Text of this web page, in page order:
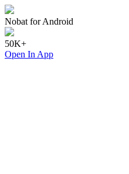
Nobat for Android
50K+
Open In App